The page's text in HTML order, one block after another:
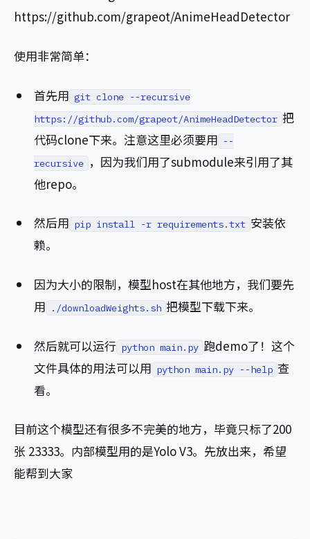
https://github.com/grapeot/AnimeHeadDetector
使用非常简单：
首先用 git clone --recursive
https://github.com/grapeot/AnimeHeadDetector 把
代码clone下来。注意这里必须要用 --
recursive ，因为我们用了submodule来引用了其
他repo。
然后用 pip install -r requirements.txt 安装依
赖。
因为大小的限制，模型host在其他地方，我们要先
用
./downloadWeights.sh 把模型下载下来。
然后就可以运行 python main.py 跑demo了！这个
文件具体的用法可以用 python main.py --help 查
看。
目前这个模型还有很多不完美的地方，毕竟只标了200
张 23333。内部模型用的是Yolo V3。先放出来，希望
能帮到大家